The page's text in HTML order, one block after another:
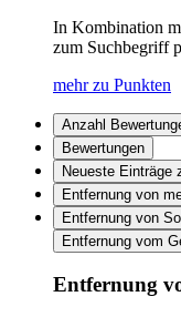
In Kombination
zum Suchbegriff
mehr zu Punkten
Anzahl
Bewertungen
Neueste Einträge
Entfernung von
Entfernung von
Entfernung vom
Entfernung